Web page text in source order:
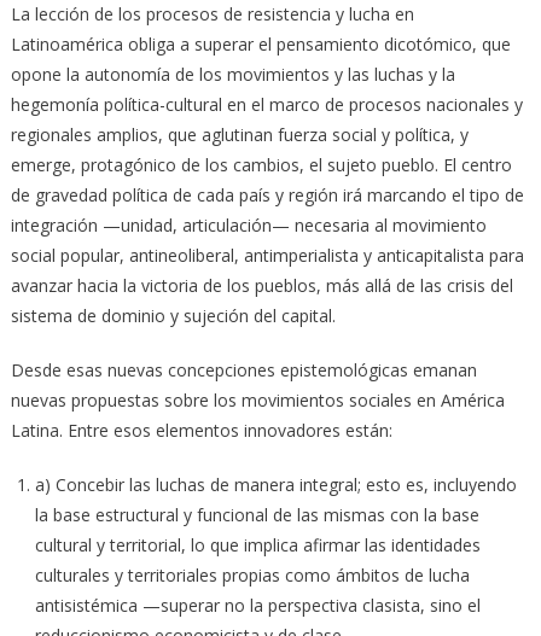
La lección de los procesos de resistencia y lucha en
Latinoamérica obliga a superar el pensamiento dicotómico, que
opone la autonomía de los movimientos y las luchas y la
hegemonía política-cultural en el marco de procesos nacionales y
regionales amplios, que aglutinan fuerza social y política, y
emerge, protagónico de los cambios, el sujeto pueblo. El centro
de gravedad política de cada país y región irá marcando el tipo de
integración —unidad, articulación— necesaria al movimiento
social popular, antineoliberal, antimperialista y anticapitalista para
avanzar hacia la victoria de los pueblos, más allá de las crisis del
sistema de dominio y sujeción del capital.
Desde esas nuevas concepciones epistemológicas emanan
nuevas propuestas sobre los movimientos sociales en América
Latina. Entre esos elementos innovadores están:
a) Concebir las luchas de manera integral; esto es, incluyendo
la base estructural y funcional de las mismas con la base
cultural y territorial, lo que implica afirmar las identidades
culturales y territoriales propias como ámbitos de lucha
antisistémica —superar no la perspectiva clasista, sino el